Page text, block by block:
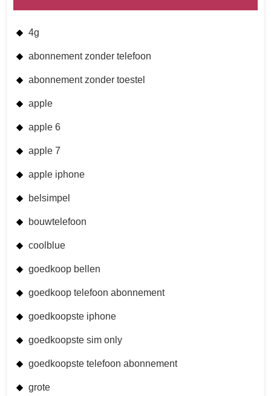
4g
abonnement zonder telefoon
abonnement zonder toestel
apple
apple 6
apple 7
apple iphone
belsimpel
bouwtelefoon
coolblue
goedkoop bellen
goedkoop telefoon abonnement
goedkoopste iphone
goedkoopste sim only
goedkoopste telefoon abonnement
grote